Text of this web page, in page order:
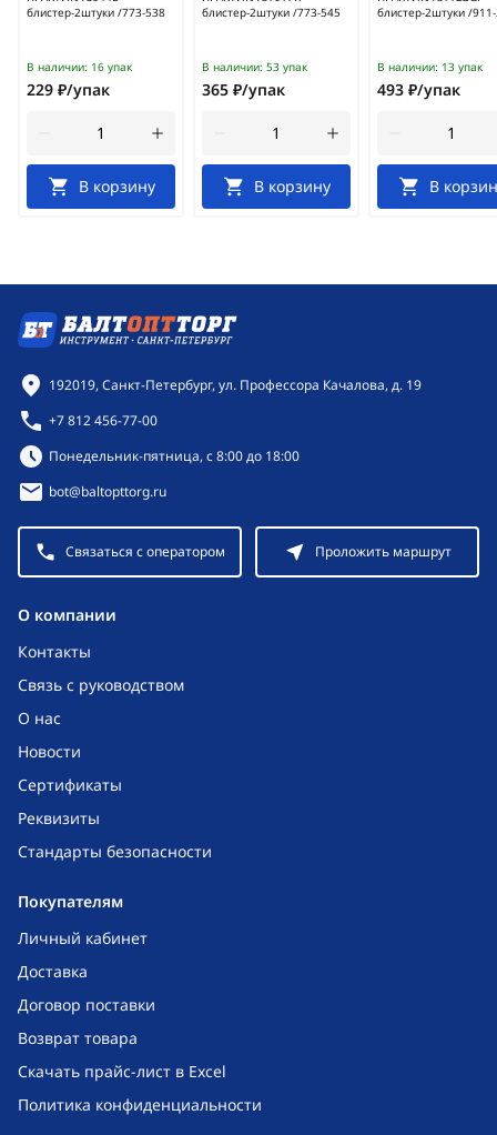
блистер-2штуки /773-538
В наличии: 16 упак
229 ₽/упак
В корзину
блистер-2штуки /773-545
В наличии: 53 упак
365 ₽/упак
В корзину
блистер-2штуки /
В наличии: 13 упак
493 ₽/упак
В
O компании
Контакты
Связь с руководством
О нас
Новости
Сертификаты
Реквизиты
Стандарты безопасности
Покупателям
Личный кабинет
Доставка
Договор поставки
Возврат товара
Скачать прайс-лист в Excel
Политика конфиденциальности
Контактная информация
192019, Санкт-Петербург, ул. Профессора Качалова, д. 19
+7 812 456-77-00
Режим работы:
Понедельник-пятница, с 8:00 до 18:00
bot@baltopttorg.ru
Связаться с оператором Проложить маршрут